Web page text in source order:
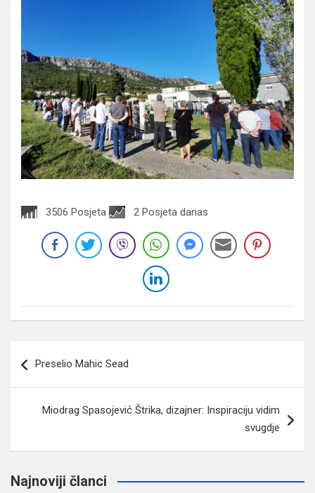
3506 Posjeta 2 Posjeta danas
članaka
Preselio Mahic Sead
Miodrag Spasojević Štrika, dizajner: Inspiraciju vidim
svugdje
Najnoviji članci